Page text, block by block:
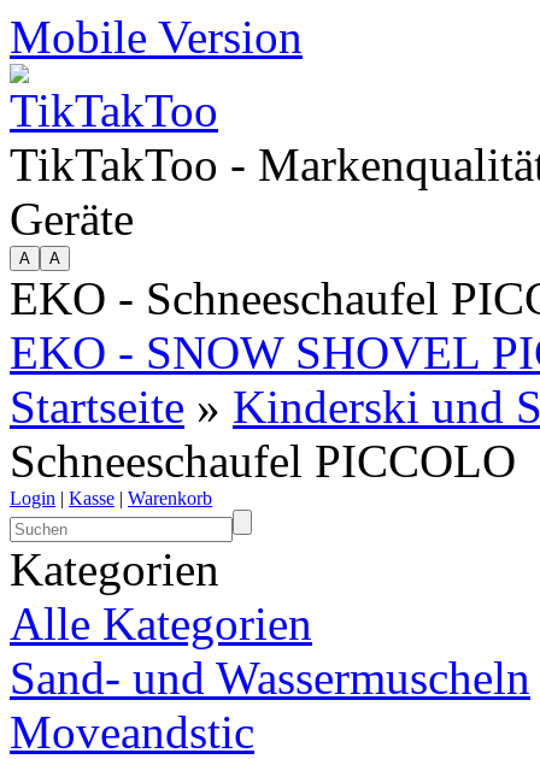
Mobile Version
TikTakToo -
Geräte
EKO - Schneeschaufel
EKO - SNOW SHOVEL
Startseite » Kinderski und
Schneeschaufel PICCOLO
Login | Kasse | Warenkorb
Kategorien
Alle Kategorien
Sand- und Wassermuscheln
Moveandstic